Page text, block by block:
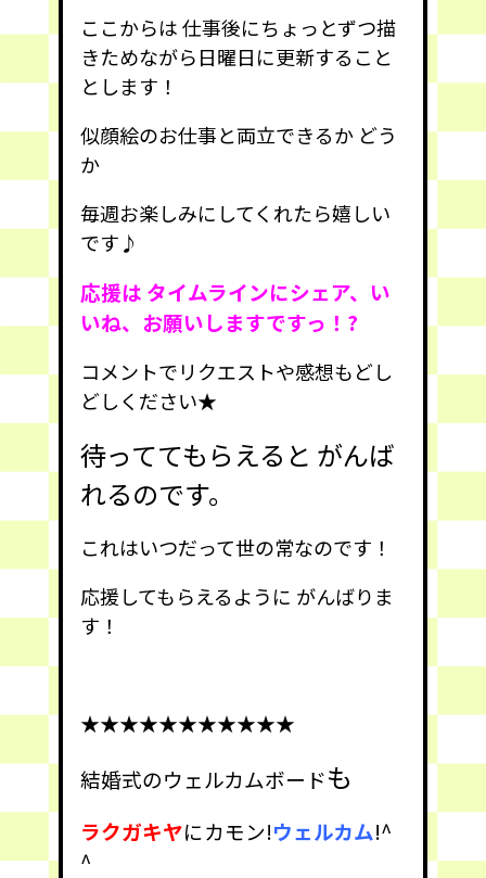
ここからは 仕事後にちょっとずつ描
きためながら日曜日に更新すること
とします！
似顔絵のお仕事と両立できるか どう
か
毎週お楽しみにしてくれたら嬉しい
です♪
応援は タイムラインにシェア、い
いね、お願いしますですっ！?
コメントでリクエストや感想もどし
どしください★
待っててもらえると がんば
れるのです。
これはいつだって世の常なのです！
応援してもらえるように がんばりま
す！
★★★★★★★★★★★
結婚式のウェルカムボードも
ラクガキヤにカモン!ウェルカム!^
^